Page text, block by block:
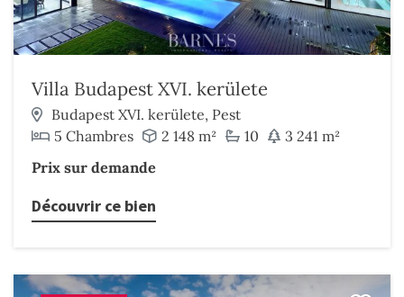
Villa Budapest XVI. kerülete
Budapest XVI. kerülete, Pest
5 Chambres
2 148 m² 10
3 241 m²
Prix sur demande
Découvrir ce bien